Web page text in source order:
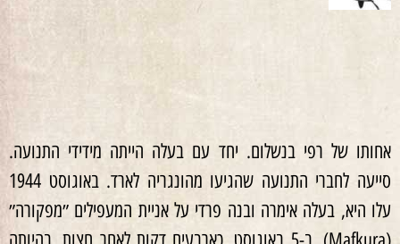
אחותו של רפי בנשלום. יחד עם בעלה הייתה מידידי התנועה.
סייעה לחברי התנועה שהגיעו מהונגריה לארד. באוגוסט 1944
עלו היא, בעלה אימרה ובנה פרדי על אניית המעפילים ״מפקורה״